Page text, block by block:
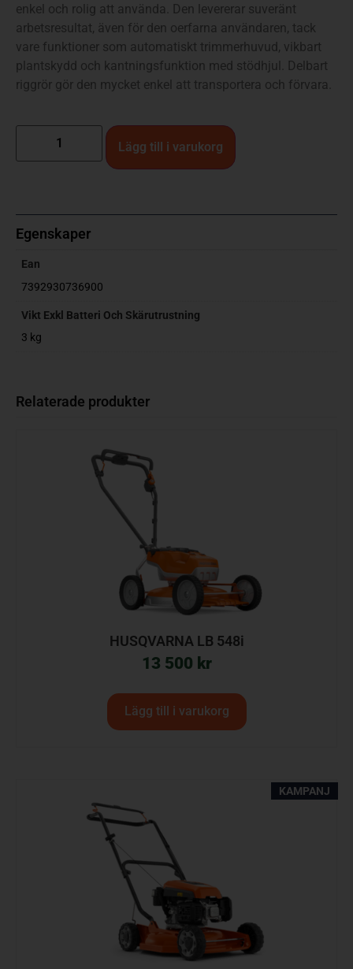
enkel och rolig att använda. Den levererar suveränt
arbetsresultat, även för den oerfarna användaren, tack
vare funktioner som automatiskt trimmerhuvud, vikbart
plantskydd och kantningsfunktion med stödhjul. Delbart
riggrör gör den mycket enkel att transportera och förvara.
Lägg till i varukorg
Egenskaper
Ean
7392930736900
Vikt Exkl Batteri Och Skärutrustning
3 kg
Relaterade produkter
HUSQVARNA LB 548i
13 500 kr
Lägg till i varukorg
KAMPANJ